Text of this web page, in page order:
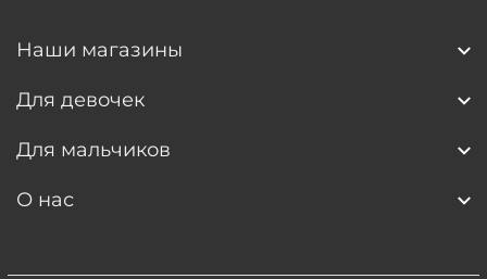
Наши магазины
Для девочек
Для мальчиков
О нас